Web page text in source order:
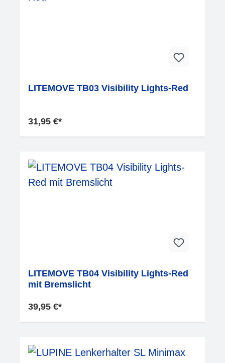
LITEMOVE TB03 Visibility Lights-Red
31,95 €*
LITEMOVE TB04 Visibility Lights-Red
mit Bremslicht
39,95 €*